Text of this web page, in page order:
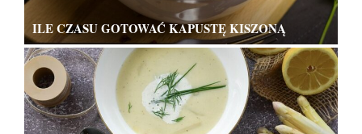
ILE CZASU GOTOWAĆ KAPUSTĘ KISZONĄ